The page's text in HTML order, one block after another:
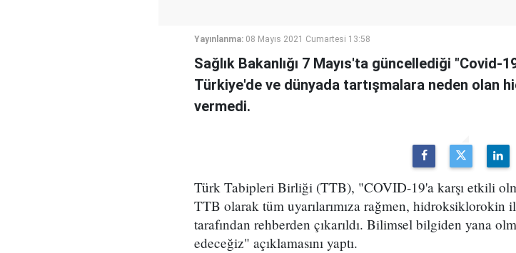
Yayınlanma: 08 Mayıs 2021 Cumartesi 13:58
Sağlık Bakanlığı 7 Mayıs'ta güncellediği
Türkiye'de ve dünyada tartışmalara neden olan
vermedi.
Türk Tabipleri Birliği (TTB), "COVID-19'a karşı etkili
TTB olarak tüm uyarılarımıza rağmen, hidroksiklorokin
tarafından rehberden çıkarıldı. Bilimsel bilgiden yana
edeceğiz" açıklamasını yaptı.